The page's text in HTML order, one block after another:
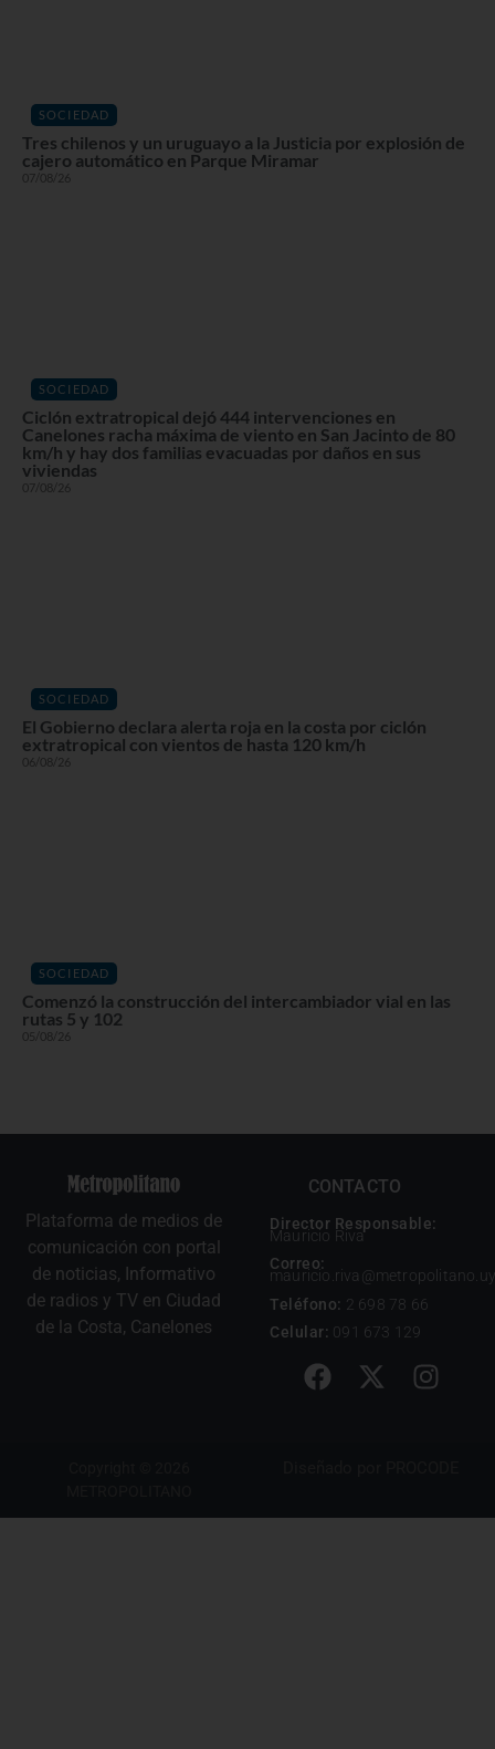
SOCIEDAD
Tres chilenos y un uruguayo a la Justicia por explosión de
cajero automático en Parque Miramar
07/08/26
SOCIEDAD
Ciclón extratropical dejó 444 intervenciones en
Canelones racha máxima de viento en San Jacinto de 80
km/h y hay dos familias evacuadas por daños en sus
viviendas
07/08/26
SOCIEDAD
El Gobierno declara alerta roja en la costa por ciclón
extratropical con vientos de hasta 120 km/h
06/08/26
SOCIEDAD
Comenzó la construcción del intercambiador vial en las
rutas 5 y 102
05/08/26
Plataforma de medios de
comunicación con portal
de noticias, Informativo
de radios y TV en Ciudad
de la Costa, Canelones
CONTACTO
Director Responsable:
Mauricio Riva
Correo:
mauricio.riva@metropolitano.uy
Teléfono: 2 698 78 66
Celular: 091 673 129